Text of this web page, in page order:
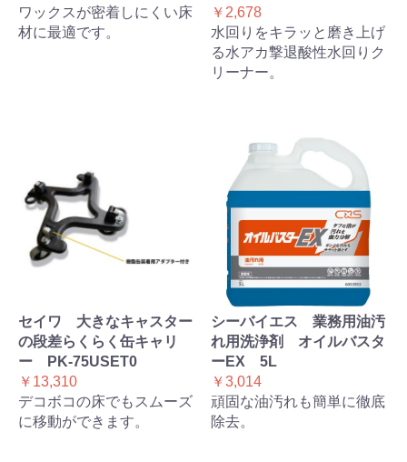
ワックスが密着しにくい床
材に最適です。
￥2,678
水回りをキラッと磨き上げ
る水アカ撃退酸性水回りク
リーナー。
セイワ 大きなキャスター
の段差らくらく缶キャリ
ー PK-75USET0
￥13,310
デコボコの床でもスムーズ
に移動ができます。
シーバイエス 業務用油汚
れ用洗浄剤 オイルバスタ
ーEX 5L
￥3,014
頑固な油汚れも簡単に徹底
除去。